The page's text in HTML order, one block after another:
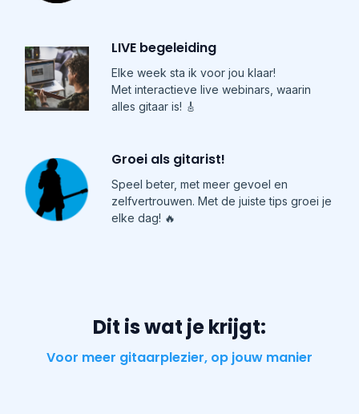
LIVE begeleiding
Elke week sta ik voor jou klaar!
Met interactieve live webinars, waarin
alles gitaar is! 🎸
Groei als gitarist!
Speel beter, met meer gevoel en
zelfvertrouwen. Met de juiste tips groei je
elke dag! 🔥
Dit is wat je krijgt:
Voor meer gitaarplezier, op jouw manier